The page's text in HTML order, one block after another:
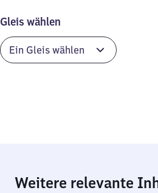
Gleis wählen
Weitere relevante